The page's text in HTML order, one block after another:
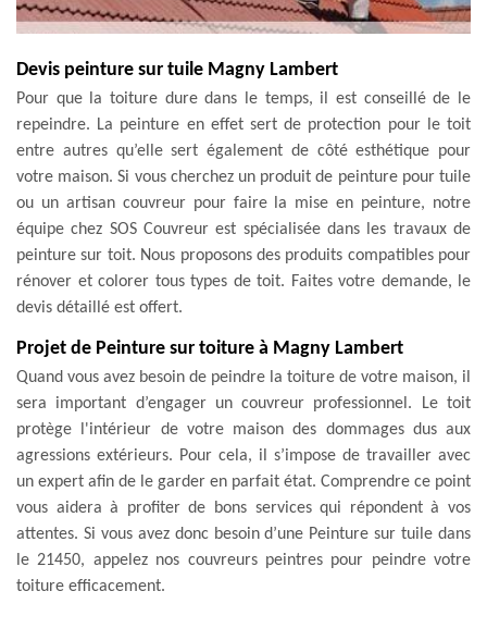
Devis peinture sur tuile Magny Lambert
Pour que la toiture dure dans le temps, il est conseillé de le
repeindre. La peinture en effet sert de protection pour le toit
entre autres qu’elle sert également de côté esthétique pour
votre maison. Si vous cherchez un produit de peinture pour tuile
ou un artisan couvreur pour faire la mise en peinture, notre
équipe chez SOS Couvreur est spécialisée dans les travaux de
peinture sur toit. Nous proposons des produits compatibles pour
rénover et colorer tous types de toit. Faites votre demande, le
devis détaillé est offert.
Projet de Peinture sur toiture à Magny Lambert
Quand vous avez besoin de peindre la toiture de votre maison, il
sera important d’engager un couvreur professionnel. Le toit
protège l'intérieur de votre maison des dommages dus aux
agressions extérieurs. Pour cela, il s’impose de travailler avec
un expert afin de le garder en parfait état. Comprendre ce point
vous aidera à profiter de bons services qui répondent à vos
attentes. Si vous avez donc besoin d’une Peinture sur tuile dans
le 21450, appelez nos couvreurs peintres pour peindre votre
toiture efficacement.